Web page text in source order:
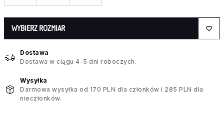
WYBIERZ ROZMIAR
Dostawa
Dostawa w ciągu 4–5 dni roboczych.
Wysyłka
Darmowa wysyłka od 170 PLN dla członków i 285 PLN dla
nieczłonków.